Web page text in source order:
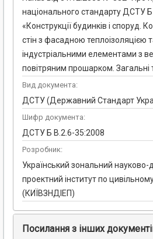
національного стандарту ДСТУ
«Конструкції будинків і споруд.
стін з фасадною
індустріальними елементами з
повітряним прошарком. Загальні
Вид документа:
ДСТУ (Державний Стандарт
Шифр документа:
ДСТУ Б В.2.6-35:2008
Розробник:
Український зональний науково-
проектний інститут по
(КИЇВЗНДІЕП)
Посилання з інших